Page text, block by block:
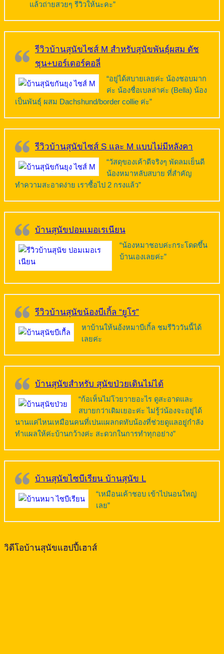
แล้วถ่ายสวยๆ รีวิวให้นะคะ”
รีวิวบ้านสุนัขไซส์ M สำหรับสุนัขพันธุ์ผสม ดัช
ชุน+บอร์เดอร์คอลี่
“อยู่ได้สบายเลยค่ะ น้องชอบมาก
ค่ะ น้องชื่อเบลล่าค่ะ (Bella) น้อง
เป็นพันธุ์ ผสม Dachshund/border collie ค่ะ”
รีวิวบ้านสุนัขไซส์ S และ M แบบไม่มีหลังคา
“วัสดุของเค้าดีจริงๆ พัดลมเย็นดี
น้องหมาหลับสบาย ที่สำคัญ
ทำความสะอาดง่าย เราซื้อไป 2 กรงแล้ว”
บ้านสุนัขปอมเมอเรเนียน
“น้องหมาชอบค่ะกระโดดขึ้น
บ้านเองเลยค่ะ”
รีวิวบ้านสุนัขน้องบีเกิ้ล “ยูโร”
หาบ้านให้นอ้งหมาบีเกิ้ล ชมรีวิววันนี้ได้
เลยค่ะ
บ้านสุนัขสำหรับ สุนัขป่วยเดินไม่ได้
“ก้อเห็นไม่โวยวายอะไร ดูสะอาดและ
สบายกว่าเดิมเยอะค่ะ ไม่รู้ว่น้องจะอยู่ได้
นานแค่ไหนเหมือนคนที่เปนแผลกดทับน้องที่ช่วยดูแลอยู่กำลัง
ทำแผลให้ค่ะบ้านกว้างค่ะ สะดวกในการทำทุกอย่าง”
บ้านสุนัขไซบีเรียน บ้านสุนัข L
“เหมือนเค้าชอบ เข้าไปนอนใหญ่
เลย”
วิดีโอบ้านสุนัขแฮปปี้เฮาส์